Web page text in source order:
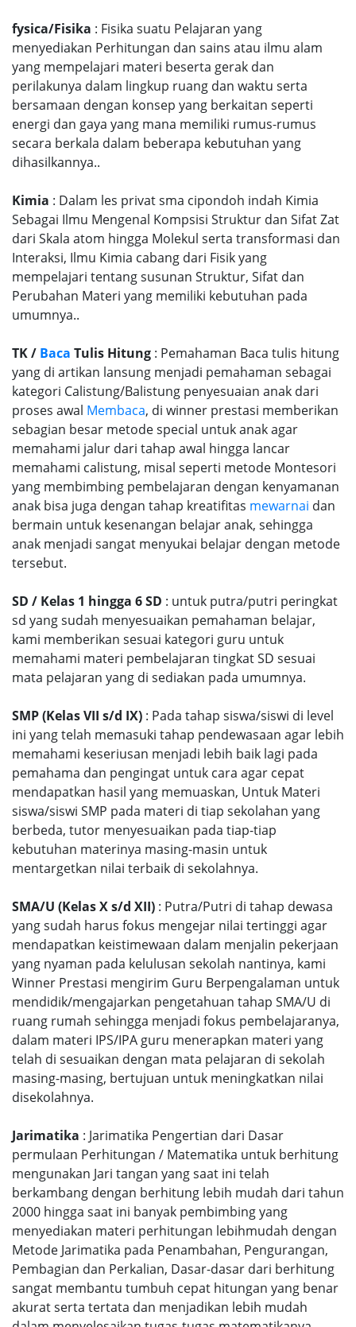
fysica/Fisika : Fisika suatu Pelajaran yang
menyediakan Perhitungan dan sains atau ilmu alam
yang mempelajari materi beserta gerak dan
perilakunya dalam lingkup ruang dan waktu serta
bersamaan dengan konsep yang berkaitan seperti
energi dan gaya yang mana memiliki rumus-rumus
secara berkala dalam beberapa kebutuhan yang
dihasilkannya..
Kimia : Dalam les privat sma cipondoh indah Kimia
Sebagai Ilmu Mengenal Kompsisi Struktur dan Sifat Zat
dari Skala atom hingga Molekul serta transformasi dan
Interaksi, Ilmu Kimia cabang dari Fisik yang
mempelajari tentang susunan Struktur, Sifat dan
Perubahan Materi yang memiliki kebutuhan pada
umumnya..
TK / Baca Tulis Hitung : Pemahaman Baca tulis hitung
yang di artikan lansung menjadi pemahaman sebagai
kategori Calistung/Balistung penyesuaian anak dari
proses awal Membaca, di winner prestasi memberikan
sebagian besar metode special untuk anak agar
memahami jalur dari tahap awal hingga lancar
memahami calistung, misal seperti metode Montesori
yang membimbing pembelajaran dengan kenyamanan
anak bisa juga dengan tahap kreatifitas mewarnai dan
bermain untuk kesenangan belajar anak, sehingga
anak menjadi sangat menyukai belajar dengan metode
tersebut.
SD / Kelas 1 hingga 6 SD : untuk putra/putri peringkat
sd yang sudah menyesuaikan pemahaman belajar,
kami memberikan sesuai kategori guru untuk
memahami materi pembelajaran tingkat SD sesuai
mata pelajaran yang di sediakan pada umumnya.
SMP (Kelas VII s/d IX) : Pada tahap siswa/siswi di level
ini yang telah memasuki tahap pendewasaan agar lebih
memahami keseriusan menjadi lebih baik lagi pada
pemahama dan pengingat untuk cara agar cepat
mendapatkan hasil yang memuaskan, Untuk Materi
siswa/siswi SMP pada materi di tiap sekolahan yang
berbeda, tutor menyesuaikan pada tiap-tiap
kebutuhan materinya masing-masin untuk
mentargetkan nilai terbaik di sekolahnya.
SMA/U (Kelas X s/d XII) : Putra/Putri di tahap dewasa
yang sudah harus fokus mengejar nilai tertinggi agar
mendapatkan keistimewaan dalam menjalin pekerjaan
yang nyaman pada kelulusan sekolah nantinya, kami
Winner Prestasi mengirim Guru Berpengalaman untuk
mendidik/mengajarkan pengetahuan tahap SMA/U di
ruang rumah sehingga menjadi fokus pembelajaranya,
dalam materi IPS/IPA guru menerapkan materi yang
telah di sesuaikan dengan mata pelajaran di sekolah
masing-masing, bertujuan untuk meningkatkan nilai
disekolahnya.
Jarimatika : Jarimatika Pengertian dari Dasar
permulaan Perhitungan / Matematika untuk berhitung
mengunakan Jari tangan yang saat ini telah
berkambang dengan berhitung lebih mudah dari tahun
2000 hingga saat ini banyak pembimbing yang
menyediakan materi perhitungan lebihmudah dengan
Metode Jarimatika pada Penambahan, Pengurangan,
Pembagian dan Perkalian, Dasar-dasar dari berhitung
sangat membantu tumbuh cepat hitungan yang benar
akurat serta tertata dan menjadikan lebih mudah